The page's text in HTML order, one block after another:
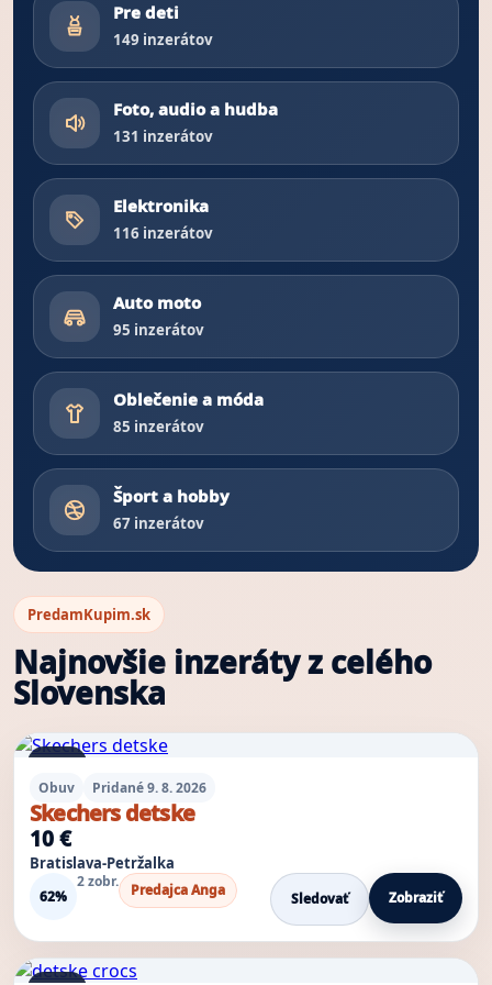
Pre deti
149 inzerátov
Foto, audio a hudba
131 inzerátov
Elektronika
116 inzerátov
Auto moto
95 inzerátov
Oblečenie a móda
85 inzerátov
Šport a hobby
67 inzerátov
PredamKupim.sk
Najnovšie inzeráty z celého
Slovenska
Výsledky inzerátov
1 foto
Obuv
Pridané 9. 8. 2026
Skechers detske
10 €
Bratislava-Petržalka
62%
2 zobr. Predajca Anga Sledovať Zobraziť